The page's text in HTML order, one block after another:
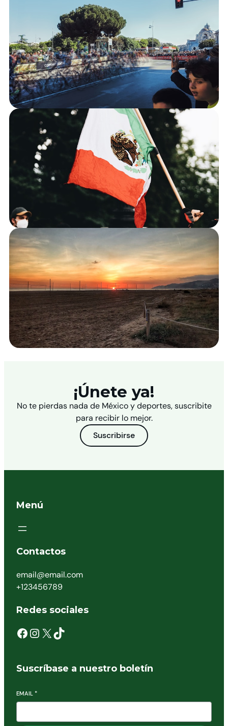
¡Únete ya!
No te pierdas nada de México y deportes, suscribite
para recibir lo mejor.
Suscribirse
Menú
Contactos
email@email.com
+123456789
Redes sociales
Suscríbase a nuestro boletín
EMAIL *